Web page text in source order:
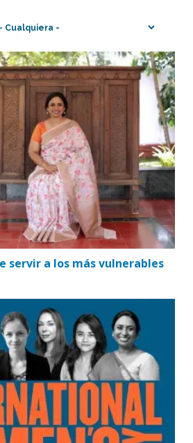
servir a los más vulnerables